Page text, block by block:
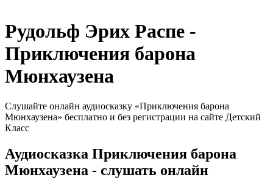
Рудольф Эрих Распе -
Приключения барона
Мюнхаузена
Слушайте онлайн аудиосказку «Приключения барона
Мюнхаузена» бесплатно и без регистрации на сайте Детский
Класс
Аудиосказка Приключения барона
Мюнхаузена - слушать онлайн